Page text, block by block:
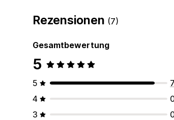
Rezensionen (7)
Gesamtbewertung
5
5
7
4
3